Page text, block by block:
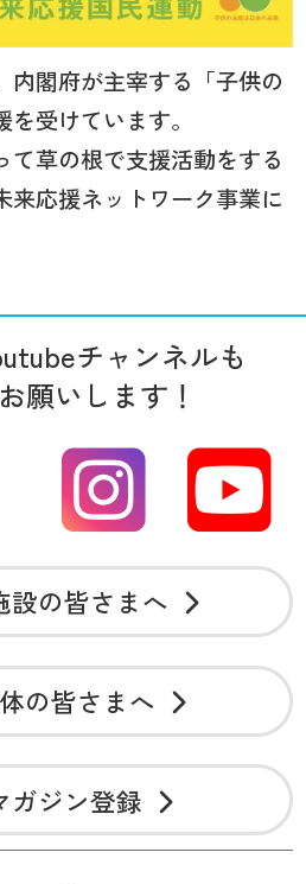
内閣府が主宰する「子供の
受けています。
て草の根で支援活動をする
来応援ネットワーク事業に
チャンネルも
願いします！
設の皆さまへ
の皆さまへ
ガジン登録